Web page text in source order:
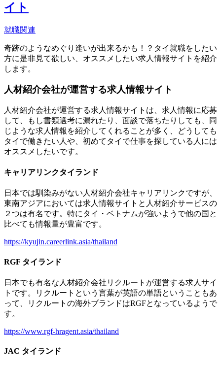
イト
就職関連
奇跡のようなめぐり逢いが出来るかも！？タイ就職をしたい
方に是非見て欲しい、オススメしたい求人情報サイトを紹介
します。
人材紹介会社が運営する求人情報サイト
人材紹介会社が運営する求人情報サイトは、求人情報に応募
して、もし書類選考に漏れたり、面談で落ちたりしても、同
じような求人情報を紹介してくれることが多く、どうしても
タイで働きたい人や、初めてタイで仕事を探している人には
オススメしたいです。
キャリアリンクタイランド
日本では馴染みがない人材紹介会社キャリアリンクですが、
東南アジアにおいては求人情報サイトと人材紹介サービスの
２つは有名です。特にタイ・ベトナムが強いようで他の国と
比べても情報量が豊富です。
https://kyujin.careerlink.asia/thailand
RGF タイランド
日本でも有名な人材紹介会社リクルートが運営する求人サイ
トです。リクルートという言葉が英語の単語ということもあ
って、リクルートの海外ブランドはRGFとなっているようで
す。
https://www.rgf-hragent.asia/thailand
JAC タイランド